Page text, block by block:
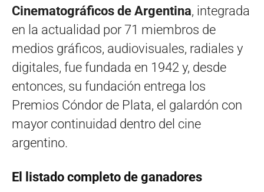
Cinematográficos de Argentina, integrada
en la actualidad por 71 miembros de
medios gráficos, audiovisuales, radiales y
digitales, fue fundada en 1942 y, desde
entonces, su fundación entrega los
Premios Cóndor de Plata, el galardón con
mayor continuidad dentro del cine
argentino.
El listado completo de ganadores